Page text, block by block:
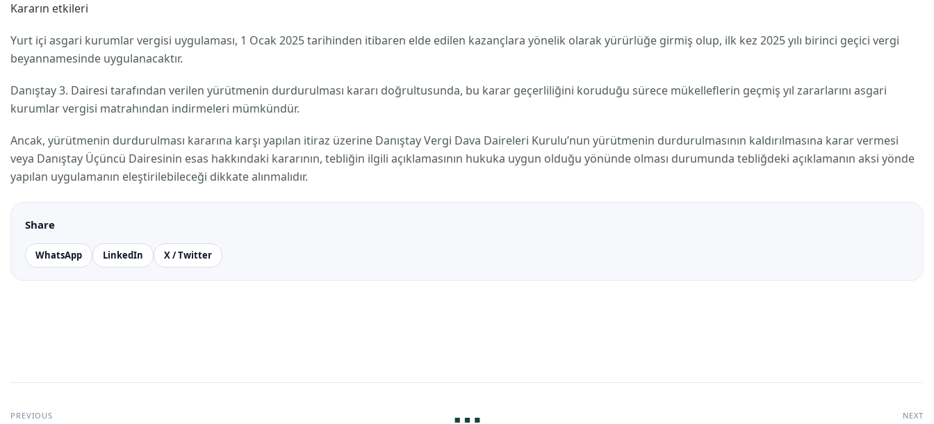
Kararın etkileri
Yurt içi asgari kurumlar vergisi uygulaması, 1 Ocak 2025 tarihinden itibaren elde edilen kazançlara yönelik olarak yürürlüğe girmiş olup, ilk kez 2025 yılı birinci geçici vergi
beyannamesinde uygulanacaktır.
Danıştay 3. Dairesi tarafından verilen yürütmenin durdurulması kararı doğrultusunda, bu karar geçerliliğini koruduğu sürece mükelleflerin geçmiş yıl zararlarını asgari
kurumlar vergisi matrahından indirmeleri mümkündür.
Ancak, yürütmenin durdurulması kararına karşı yapılan itiraz üzerine Danıştay Vergi Dava Daireleri Kurulu’nun yürütmenin durdurulmasının kaldırılmasına karar vermesi
veya Danıştay Üçüncü Dairesinin esas hakkındaki kararının, tebliğin ilgili açıklamasının hukuka uygun olduğu yönünde olması durumunda tebliğdeki açıklamanın aksi yönde
yapılan uygulamanın eleştirilebileceği dikkate alınmalıdır.
Share
WhatsApp LinkedIn X / Twitter
PREVIOUS NEXT